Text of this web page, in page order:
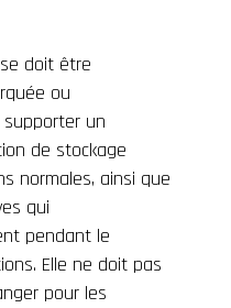
doit être
ou
un
de stockage
normales, ainsi que
qui
pendant le
Elle ne doit pas
pour les